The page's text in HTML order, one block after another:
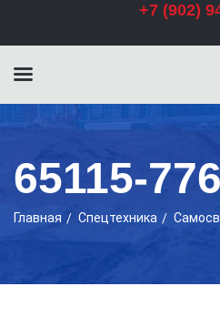
+7 (902)
65115-
Главная Cпецтехника